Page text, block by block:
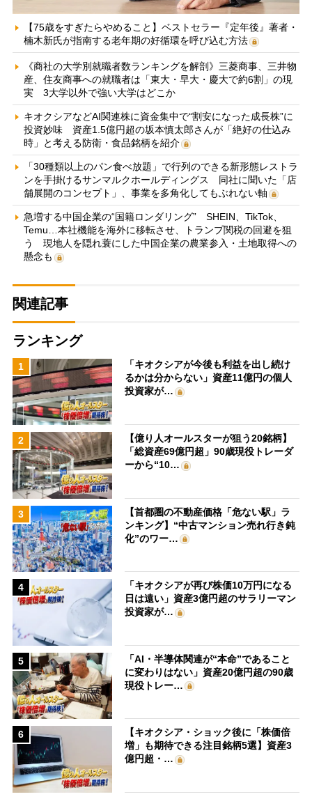
【75歳をすぎたらやめること】ベストセラー『定年後』著者・
楠木新氏が指南する老年期の好循環を呼び込む方法
《商社の大学別就職者数ランキングを解剖》三菱商事、三井物
産、住友商事への就職者は「東大・早大・慶大で約6割」の現
実 3大学以外で強い大学はどこか
キオクシアなどAI関連株に資金集中で“割安になった成長株”に
投資妙味 資産1.5億円超の坂本慎太郎さんが「絶好の仕込み
時」と考える防衛・食品銘柄を紹介
「30種類以上のパン食べ放題」で行列のできる新形態レストラ
ンを手掛けるサンマルクホールディングス 同社に聞いた「店
舗展開のコンセプト」、事業を多角化してもぶれない軸
急増する中国企業の“国籍ロンダリング” SHEIN、TikTok、
Temu…本社機能を海外に移転させ、トランプ関税の回避を狙
う 現地人を隠れ蓑にした中国企業の農業参入・土地取得への
懸念も
関連記事
ランキング
1
「キオクシアが今後も利益を出し続け
るかは分からない」資産11億円の個人
投資家が…
2
【億り人オールスターが狙う20銘柄】
「総資産69億円超」90歳現役トレーダ
ーから“10…
3
【首都圏の不動産価格「危ない駅」ラ
ンキング】“中古マンション売れ行き鈍
化”のワー…
4
「キオクシアが再び株価10万円になる
日は遠い」資産3億円超のサラリーマン
投資家が…
5
「AI・半導体関連が“本命”であること
に変わりはない」資産20億円超の90歳
現役トレー…
6
【キオクシア・ショック後に「株価倍
増」も期待できる注目銘柄5選】資産3
億円超・…